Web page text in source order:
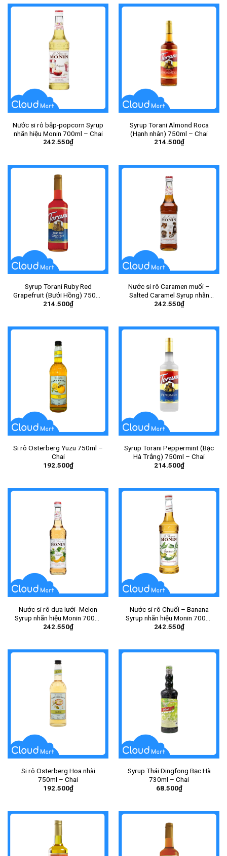
Nước si rô bắp-popcorn Syrup
nhãn hiệu Monin 700ml – Chai
242.550₫
Syrup Torani Almond Roca
(Hạnh nhân) 750ml – Chai
214.500₫
Syrup Torani Ruby Red
Grapefruit (Bưởi Hồng) 750ml
– Chai
214.500₫
Nước si rô Caramen muối –
Salted Caramel Syrup nhãn
hiệu Monin 700ml – Chai
242.550₫
Si rô Osterberg Yuzu 750ml –
Chai
192.500₫
Syrup Torani Peppermint (Bạc
Hà Trắng) 750ml – Chai
214.500₫
Nước si rô dưa lưới- Melon
Syrup nhãn hiệu Monin 700ml
– Chai
242.550₫
Nước si rô Chuối – Banana
Syrup nhãn hiệu Monin 700ml
– Chai
242.550₫
Si rô Osterberg Hoa nhài
750ml – Chai
192.500₫
Syrup Thái Dingfong Bạc Hà
730ml – Chai
68.500₫